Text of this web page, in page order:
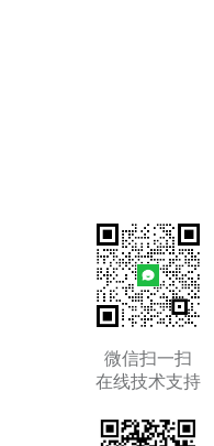
微信扫一扫
在线技术支持